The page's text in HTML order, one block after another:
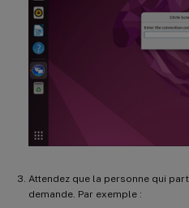
Attendez que la personne qui
demande. Par exemple :